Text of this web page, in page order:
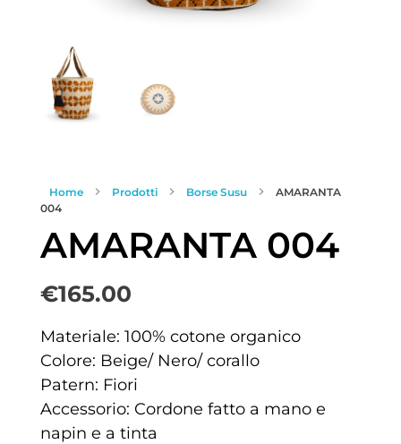
Home Prodotti Borse Susu
AMARANTA
004
AMARANTA 004
€165.00
Materiale: 100% cotone organico
Colore: Beige/ Nero/ corallo
Patern: Fiori
Accessorio: Cordone fatto a mano e
napin e a tinta